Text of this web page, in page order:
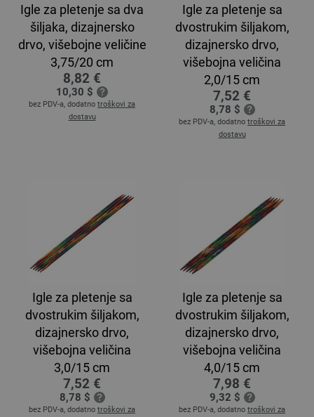
Igle za pletenje sa dva
šiljaka, dizajnersko
drvo, višebojne veličine
3,75/20 cm
8,82 €
10,30 $
bez PDV-a, dodatno troškovi za
dostavu
Igle za pletenje sa
dvostrukim šiljakom,
dizajnersko drvo,
višebojna veličina
2,0/15 cm
7,52 €
8,78 $
bez PDV-a, dodatno troškovi za
dostavu
Igle za pletenje sa
dvostrukim šiljakom,
dizajnersko drvo,
višebojna veličina
3,0/15 cm
7,52 €
8,78 $
bez PDV-a, dodatno troškovi za
Igle za pletenje sa
dvostrukim šiljakom,
dizajnersko drvo,
višebojna veličina
4,0/15 cm
7,98 €
9,32 $
bez PDV-a, dodatno troškovi za